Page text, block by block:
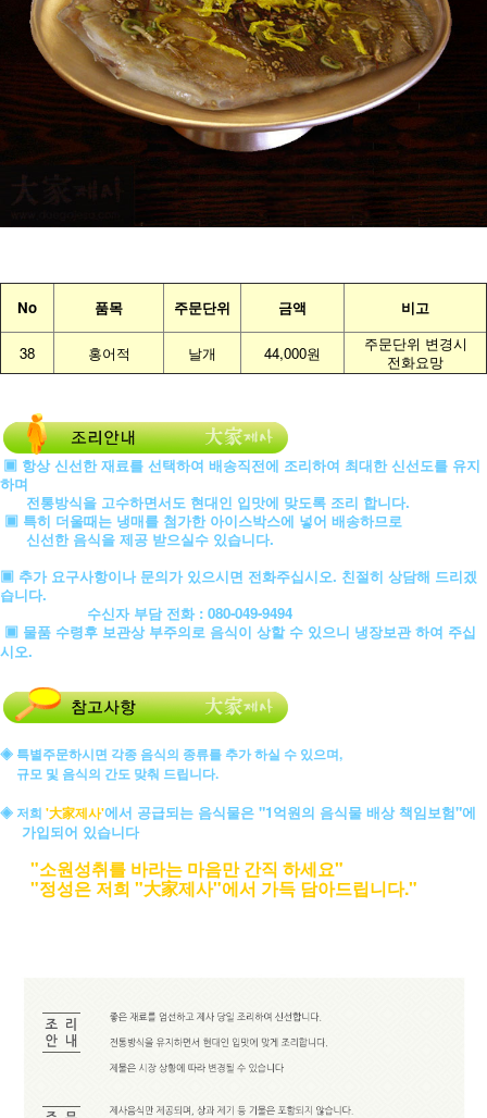
No 품목 주문단위 금액 비고
38 홍어적 날개 44,000원
주문단위 변경시
전화요망
▣ 항상 신선한 재료를 선택하여 배송직전에 조리하여 최대한 신선도를 유지
하며
전통방식을 고수하면서도 현대인 입맛에 맞도록 조리 합니다.
▣ 특히 더울때는 냉매를 첨가한 아이스박스에 넣어 배송하므로
신선한 음식을 제공 받으실수 있습니다.
▣ 추가 요구사항이나 문의가 있으시면 전화주십시오. 친절히 상담해 드리겠
습니다.
수신자 부담 전화 : 080-049-9494
▣ 물품 수령후 보관상 부주의로 음식이 상할 수 있으니 냉장보관 하여 주십
시오.
◈ 특별주문하시면 각종 음식의 종류를 추가 하실 수 있으며,
규모 및 음식의 간도 맞춰 드립니다.
◈ 저희 '大家제사'에서 공급되는 음식물은 "1억원의 음식물 배상 책임보험"에
가입되어 있습니다
"소원성취를 바라는 마음만 간직 하세요"
"정성은 저희 "大家제사"에서 가득 담아드립니다."